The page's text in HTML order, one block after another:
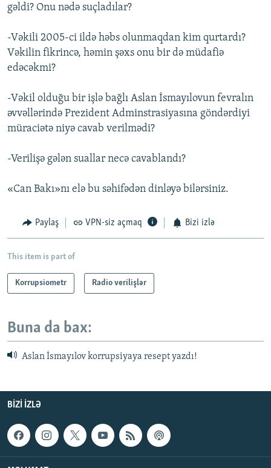
gəldi? Onu nədə suçladılar?
-Vəkili 2005-ci ildə həbs olunmaqdan kim qurtardı?
Vəkilin fikrincə, həmin şəxs onu bir də müdafiə
edəcəkmi?
-Vəkil olduğu bir işlə bağlı Aslan İsmayılovun fevralın
əvvəllərində Prezident Adminstrasiyasına göndərdiyi
müraciətə niyə cavab verilmədi?
-Verilişə gələn suallar necə cavablandı?
«Can Bakı»nı elə bu səhifədən dinləyə bilərsiniz.
Paylaş VPN-siz açmaq Bizi izlə
This item is part of
Korrupsiometr Radio verilişlər
Buna da bax:
Aslan İsmayılov korrupsiyaya resept yazdı!
BIZI IZLƏ